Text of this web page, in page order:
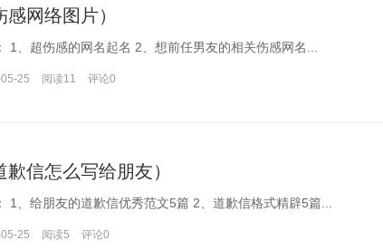
网络图片）
本文目录一览： 1、超伤感的网名起名 2、想前任男友的相关伤感网名...
25 阅读11 评论0
信怎么写给朋友）
本文目录一览： 1、给朋友的道歉信优秀范文5篇 2、道歉信格式精辟5篇...
25 阅读5 评论0